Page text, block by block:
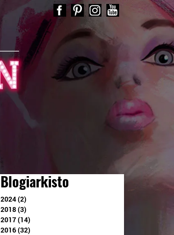
Blogiarkisto
2024 (2)
2018 (3)
2017 (14)
2016 (32)